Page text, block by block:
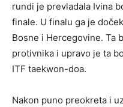
rundi je prevladala Ivina
finale. U finalu ga je
Bosne i Hercegovine. Ta
protivnika i upravo je ta
ITF taekwon-doa.
Nakon puno preokreta i